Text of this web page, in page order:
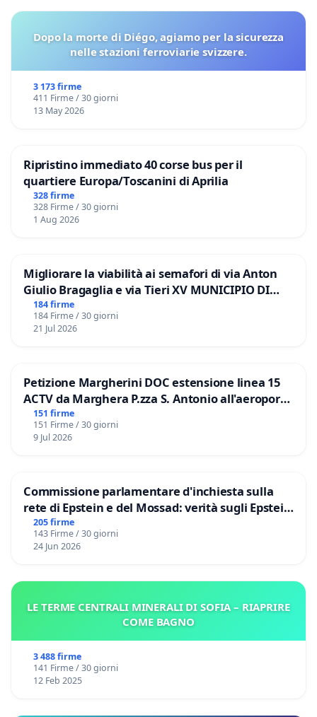
Dopo la morte di Diégo, agiamo per la sicurezza
nelle stazioni ferroviarie svizzere.
3 173 firme
411 Firme / 30 giorni
13 May 2026
Ripristino immediato 40 corse bus per il
quartiere Europa/Toscanini di Aprilia
328 firme
328 Firme / 30 giorni
1 Aug 2026
Migliorare la viabilità ai semafori di via Anton
Giulio Bragaglia e via Tieri XV MUNICIPIO DI
ROMA
184 firme
184 Firme / 30 giorni
21 Jul 2026
Petizione Margherini DOC estensione linea 15
ACTV da Marghera P.zza S. Antonio all'aeroporto
Marco Polo tariffa a € 1,50
151 firme
151 Firme / 30 giorni
9 Jul 2026
Commissione parlamentare d'inchiesta sulla
rete di Epstein e del Mossad: verità sugli Epstein
Files
205 firme
143 Firme / 30 giorni
24 Jun 2026
LE TERME CENTRALI MINERALI DI SOFIA – RIAPRIRE
COME BAGNO
3 488 firme
141 Firme / 30 giorni
12 Feb 2025